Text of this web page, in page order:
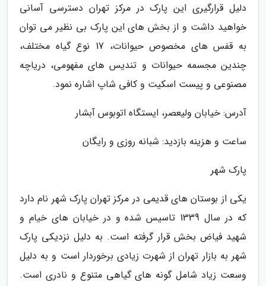
دلیل قرارگیری این پارک در مرکز تهران دسترسی آسانی
خواهید داشت و از بخش های این پارک بی نظیر می توان
به قفس های مخصوص حیوانات، 17 نوع گیاه مختلف،
چندین مجسمه حیوانات و تندیس های مفهومی، دریاچه
مصنوعی و پیست اسکیت و کافی شاپ اشاره نمود.
آدرس: خیابان ولیعصر، ایستگاه اتوبوس آبشار
ساعت و هزینه بازدید: شبانه روزی و رایگان
پارک شهر
یکی از بوستان های قدیمی در مرکز تهران پارک شهر نام دارد
که در سال 1339 تاسیس شده و در خیابان های خیام و
شهید فیاض بخش قرار گرفته است. به دلیل نزدیکی پارک
شهر به بازار تهران از شهرت زیادی برخوردار است و به دلیل
وسعت زیاد شامل گونه های گیاهی متنوع و نادری است.